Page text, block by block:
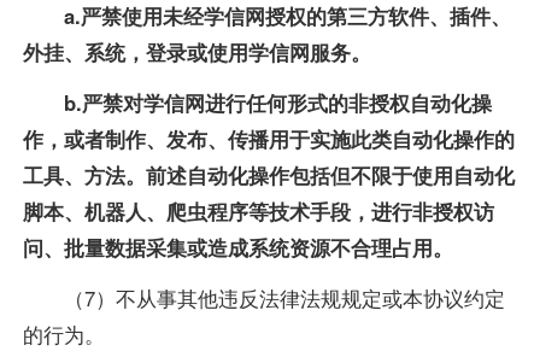
a.严禁使用未经学信网授权的第三方软件、插件、
外挂、系统，登录或使用学信网服务。
b.严禁对学信网进行任何形式的非授权自动化操
作，或者制作、发布、传播用于实施此类自动化操作的
工具、方法。前述自动化操作包括但不限于使用自动化
脚本、机器人、爬虫程序等技术手段，进行非授权访
问、批量数据采集或造成系统资源不合理占用。
（7）不从事其他违反法律法规规定或本协议约定
的行为。